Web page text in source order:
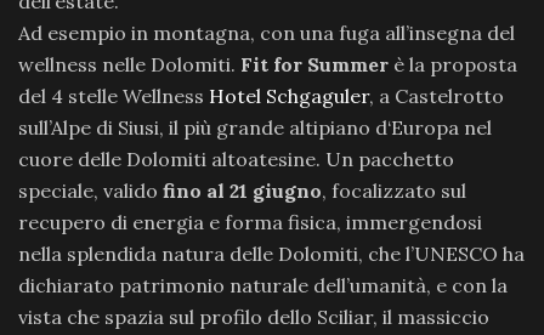
Ad esempio in montagna, con una fuga all’insegna del
wellness nelle Dolomiti. Fit for Summer è la proposta
del 4 stelle Wellness Hotel Schgaguler, a Castelrotto
sull’Alpe di Siusi, il più grande altipiano d‘Europa nel
cuore delle Dolomiti altoatesine. Un pacchetto
speciale, valido fino al 21 giugno, focalizzato sul
recupero di energia e forma fisica, immergendosi
nella splendida natura delle Dolomiti, che l’UNESCO ha
dichiarato patrimonio naturale dell’umanità, e con la
vista che spazia sul profilo dello Sciliar, il massiccio